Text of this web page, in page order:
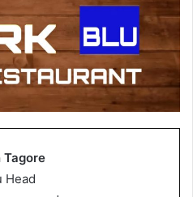
Tagore
Head